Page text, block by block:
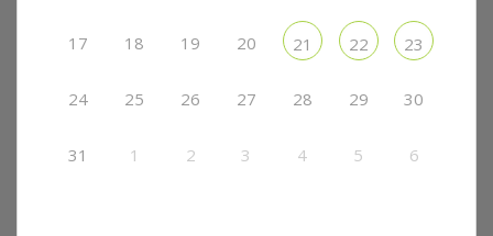
17 18 19 20 21 22 23
24 25 26 27 28 29 30
31 1 2 3 4 5 6